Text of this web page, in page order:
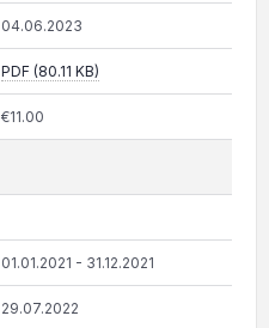
04.06.2023
PDF (80.11 KB)
€11.00
01.01.2021 - 31.12.2021
29.07.2022